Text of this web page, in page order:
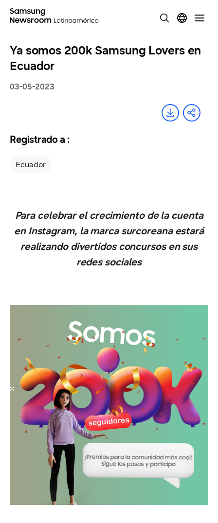
Ya somos 200k Samsung Lovers en
Ecuador
03-05-2023
Registrado a :
Ecuador
Para celebrar el crecimiento de la cuenta
en Instagram, la marca surcoreana estará
realizando divertidos concursos en sus
redes sociales